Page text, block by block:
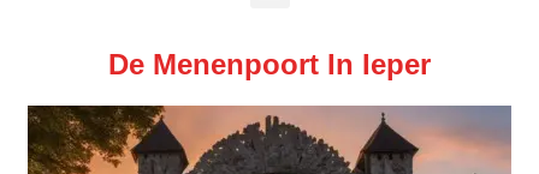
De Menenpoort In Ieper